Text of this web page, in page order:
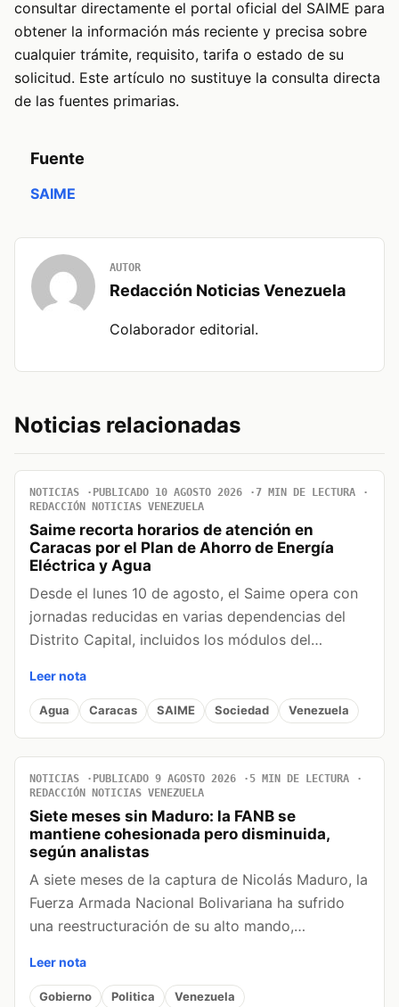
consultar directamente el portal oficial del SAIME para
obtener la información más reciente y precisa sobre
cualquier trámite, requisito, tarifa o estado de su
solicitud. Este artículo no sustituye la consulta directa
de las fuentes primarias.
Fuente
SAIME
AUTOR
Redacción Noticias Venezuela
Colaborador editorial.
Noticias relacionadas
NOTICIAS PUBLICADO 10 AGOSTO 2026
7 MIN DE LECTURA
REDACCIÓN NOTICIAS VENEZUELA
Saime recorta horarios de atención en
Caracas por el Plan de Ahorro de Energía
Eléctrica y Agua
Desde el lunes 10 de agosto, el Saime opera con
jornadas reducidas en varias dependencias del
Distrito Capital, incluidos los módulos del…
Leer nota
Agua Caracas SAIME Sociedad Venezuela
NOTICIAS PUBLICADO 9 AGOSTO 2026
5 MIN DE LECTURA
REDACCIÓN NOTICIAS VENEZUELA
Siete meses sin Maduro: la FANB se
mantiene cohesionada pero disminuida,
según analistas
A siete meses de la captura de Nicolás Maduro, la
Fuerza Armada Nacional Bolivariana ha sufrido
una reestructuración de su alto mando,…
Leer nota
Gobierno Politica Venezuela